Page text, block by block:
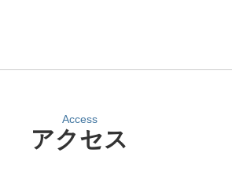
Access
アクセス